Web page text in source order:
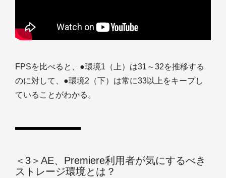
FPSを比べると、●環境1（上）は31～32を推移する
のに対して、●環境2（下）は常に33以上をキープし
ていることがわかる。
＜3＞AE、Premiere利用者が気にするべき
ストレージ環境とは？